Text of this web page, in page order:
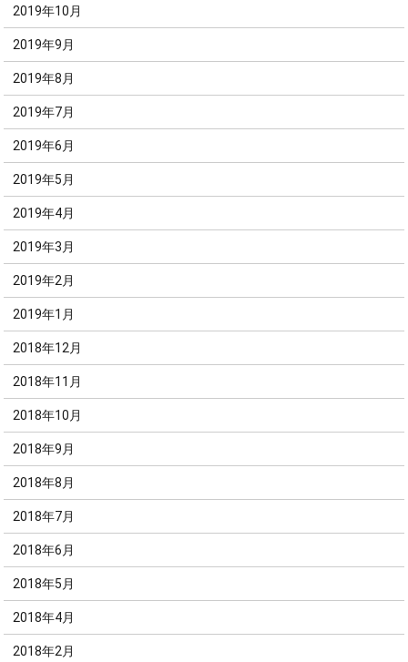
2019年10月
2019年9月
2019年8月
2019年7月
2019年6月
2019年5月
2019年4月
2019年3月
2019年2月
2019年1月
2018年12月
2018年11月
2018年10月
2018年9月
2018年8月
2018年7月
2018年6月
2018年5月
2018年4月
2018年2月